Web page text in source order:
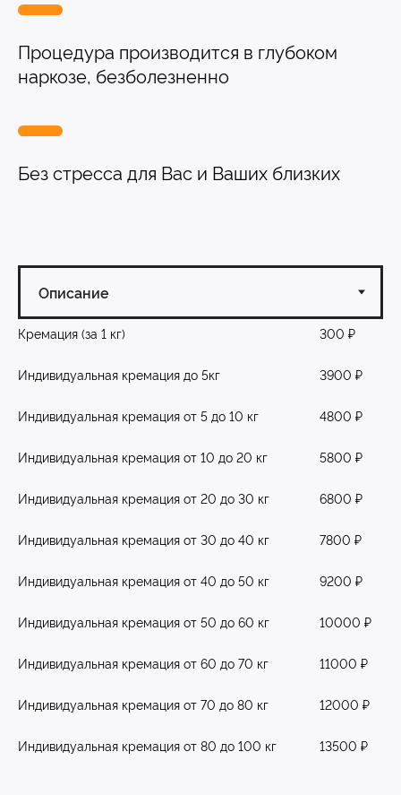
Вакцинация хорьков
Процедура производится в глубоком
наркозе, безболезненно
Без стресса для Вас и Ваших близких
Кремация (за 1 кг) 300 ₽
Индивидуальная кремация до 5кг 3900 ₽
Индивидуальная кремация от 5 до 10 кг 4800 ₽
Индивидуальная кремация от 10 до 20 кг 5800 ₽
Индивидуальная кремация от 20 до 30 кг 6800 ₽
Индивидуальная кремация от 30 до 40 кг 7800 ₽
Индивидуальная кремация от 40 до 50 кг 9200 ₽
Индивидуальная кремация от 50 до 60 кг 10000 ₽
Индивидуальная кремация от 60 до 70 кг 11000 ₽
Индивидуальная кремация от 70 до 80 кг 12000 ₽
Индивидуальная кремация от 80 до 100 кг 13500 ₽
«Мы для наших
этот мир мы обязаны